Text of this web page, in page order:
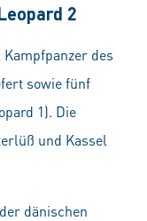
2
des
sowie fünf
1). Die
und Kassel
dänischen